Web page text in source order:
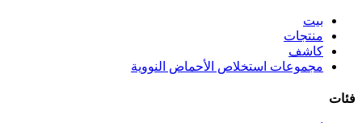
بيت
منتجات
كاشف
مجموعات استخلاص الأحماض النووية
فئات